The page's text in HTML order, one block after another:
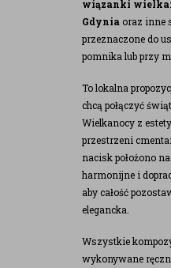
wiązanki
Gdynia oraz inne
przeznaczone do
pomnika lub przy
To lokalna
chcą połączyć
Wielkanocy z
przestrzeni
nacisk położono
harmonijne i
aby całość
elegancka.
Wszystkie
wykonywane